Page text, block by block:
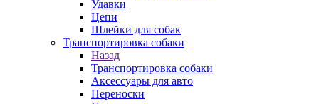
Удавки
Цепи
Шлейки для собак
Транспортировка собаки
Назад
Транспортировка собаки
Аксессуары для авто
Переноски